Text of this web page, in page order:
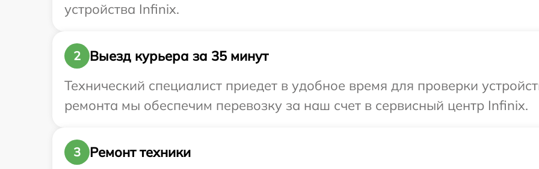
устройства Infinix.
2
Выезд курьера за 35 минут
Технический специалист приедет в удобное время для проверки
ремонта мы обеспечим перевозку за наш счет в сервисный центр Infinix.
3
Ремонт техники